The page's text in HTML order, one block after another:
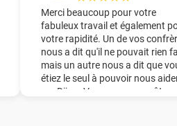
Merci beaucoup pour votre
fabuleux travail et également
votre rapidité. Un de vos
nous a dit qu'il ne pouvait rien
mais un autre nous a dit que
étiez le seul à pouvoir nous
sur Dijon. Vous nous avez ôter